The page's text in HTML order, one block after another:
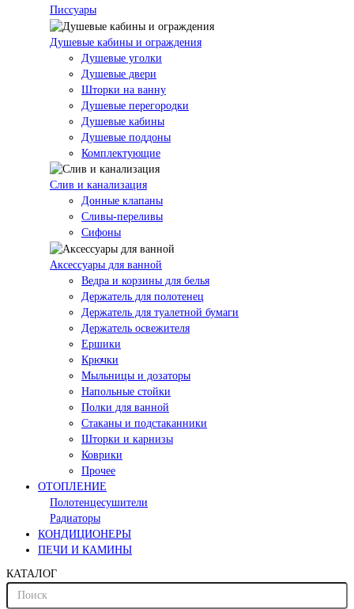
Писсуары
Душевые кабины и ограждения
Душевые уголки
Душевые двери
Шторки на ванну
Душевые перегородки
Душевые кабины
Душевые поддоны
Комплектующие
Слив и канализация
Донные клапаны
Сливы-переливы
Сифоны
Аксессуары для ванной
Ведра и корзины для белья
Держатель для полотенец
Держатель для туалетной бумаги
Держатель освежителя
Ершики
Крючки
Мыльницы и дозаторы
Напольные стойки
Полки для ванной
Стаканы и подстаканники
Шторки и карнизы
Коврики
Прочее
ОТОПЛЕНИЕ
Полотенцесушители
Радиаторы
КОНДИЦИОНЕРЫ
ПЕЧИ И КАМИНЫ
КАТАЛОГ